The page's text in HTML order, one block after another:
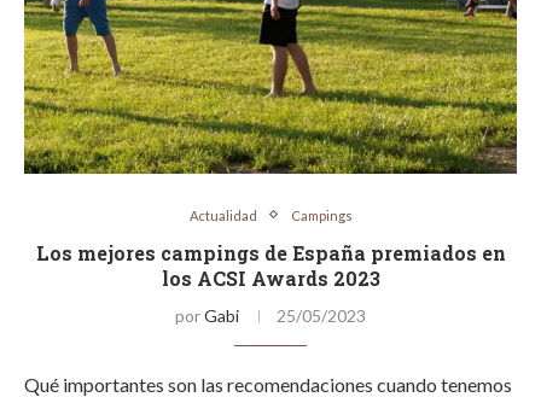
Actualidad Campings
Los mejores campings de España premiados en
los ACSI Awards 2023
porGabi 25/05/2023
Qué importantes son las recomendaciones cuando tenemos